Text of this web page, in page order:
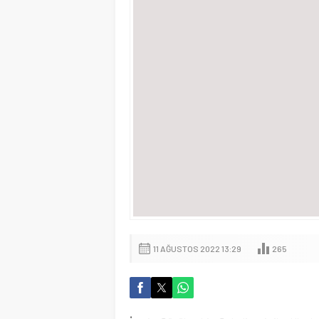
11 AĞUSTOS 2022 13:29 265